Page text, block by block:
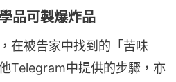
品可製爆炸品
在被告家中找到的「苦味
Telegram中提供的步驟，亦